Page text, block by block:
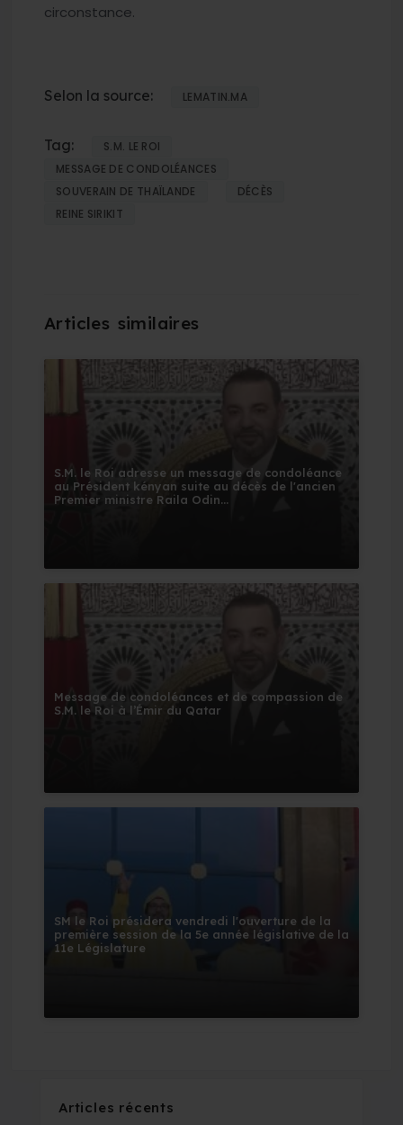
circonstance.
Selon la source: LEMATIN.MA
Tag:
S.M. LE ROI
MESSAGE DE CONDOLÉANCES
SOUVERAIN DE THAÏLANDE
DÉCÈS
REINE SIRIKIT
S.M. le Roi adresse un message de condoléance
au Président kényan suite au décès de l'ancien
Premier ministre Raila Odin...
Message de condoléances et de compassion de
S.M. le Roi à l’Émir du Qatar
SM le Roi présidera vendredi l'ouverture de la
première session de la 5e année législative de la
11e Législature
Articles récents